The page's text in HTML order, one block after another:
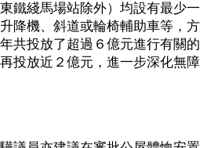
鐵綫馬場站除外）均設有最少
降機、斜道或輪椅輔助車等，
共投放了超過６億元進行有關
投放近２億元，進一步深化無